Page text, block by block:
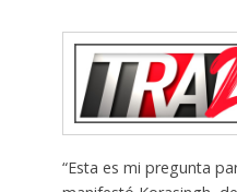
“Esta es mi pregunta